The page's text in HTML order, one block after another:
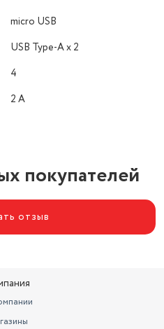
micro USB
USB Type-A x 2
4
2 А
покупателей
отзыв